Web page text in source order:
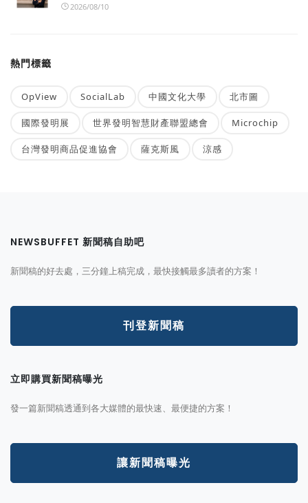
2026/08/10
熱門標籤
OpView SocialLab 中國文化大學 北市圖
國際發明展 世界發明智慧財產聯盟總會 Microchip
台灣發明商品促進協會 薩克斯風 涼感
NEWSBUFFET 新聞稿自助吧
新聞稿的好去處，三分鐘上稿完成，最快接觸最多讀者的方案！
刊登新聞稿
立即購買新聞稿曝光
發一篇新聞稿透通到各大媒體的最快速、最便捷的方案！
讓新聞稿曝光